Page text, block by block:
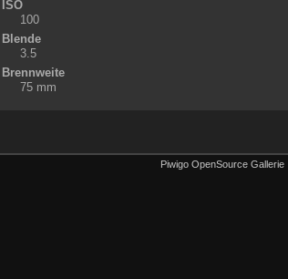
ISO
100
Blende
3.5
Brennweite
75 mm
Piwigo OpenSource Gallerie